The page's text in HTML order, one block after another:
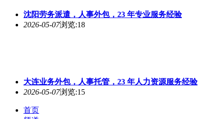
沈阳劳务派遣，人事外包，23 年专业服务经验
2026-05-07浏览:18
大连业务外包，人事托管，23 年人力资源服务经验
2026-05-07浏览:15
首页